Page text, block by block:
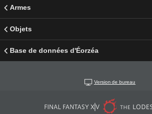
Armes
Objets
Base de données d'Éorzéa
Version de bureau